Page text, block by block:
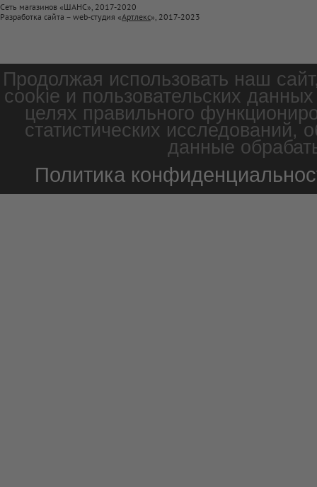
Сеть магазинов «ШАНС», 2017-2020
Разработка сайта – web-студия «Артлекс», 2017-2023
Продолжая использовать наш
cookie и пользовательских
целях правильного
статистических
данные
Политика